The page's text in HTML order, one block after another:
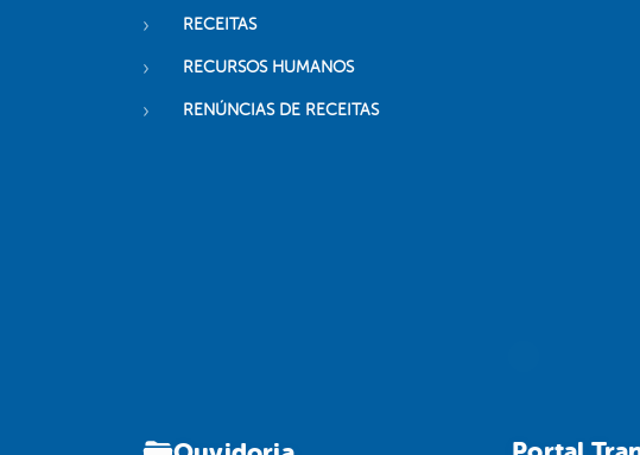
RECEITAS
RECURSOS HUMANOS
RENÚNCIAS DE RECEITAS